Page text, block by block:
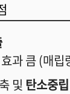
과 큼 (매
및 탄소중